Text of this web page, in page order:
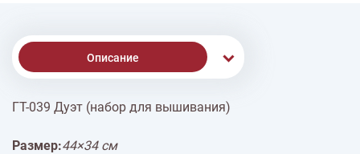
Описание
Доставка
ГТ-039 Дуэт (набор для вышивания)
Размер:44×34 см